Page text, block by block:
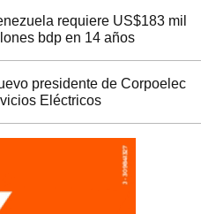
requiere US$183 mil
bdp en 14 años
presidente de Corpoelec
Eléctricos